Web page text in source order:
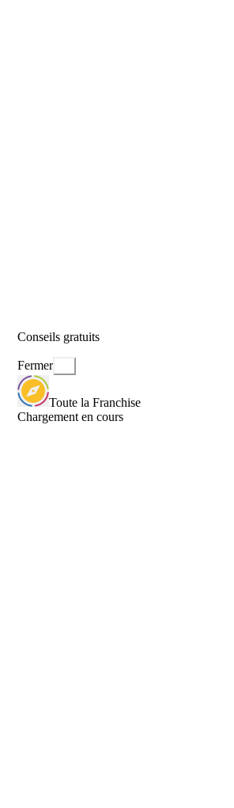
Conseils gratuits
Fermer
Toute la Franchise
Chargement en cours